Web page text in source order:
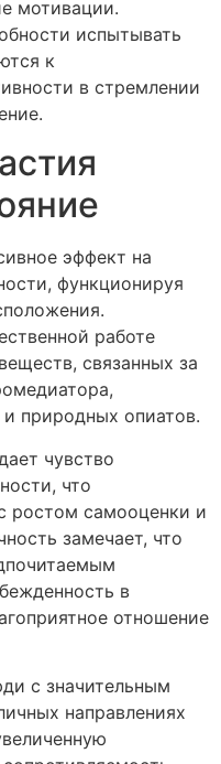
мотивации.
испытывать
к
в стремлении
эффект на
функционируя
работе
связанных за
природных опиатов.
чувство
что
ростом самооценки и
замечает, что
в
отношение
с значительным
направлениях